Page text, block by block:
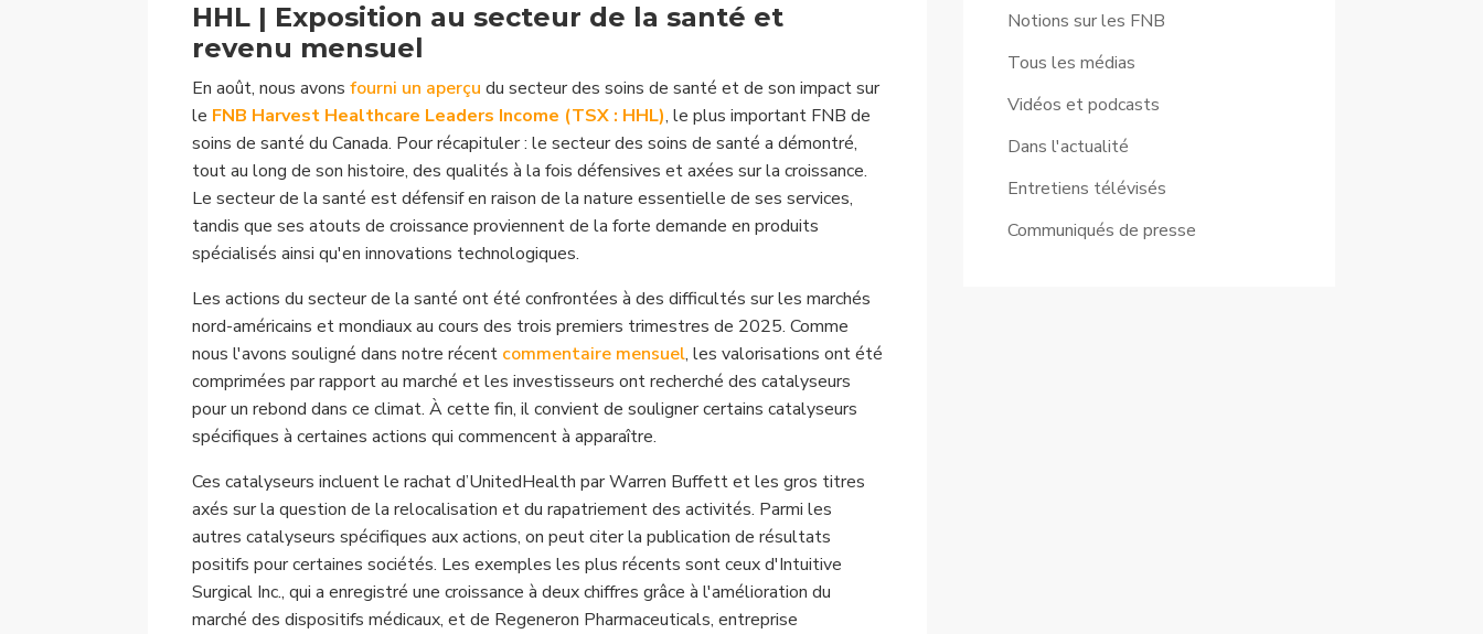
HHL | Exposition au secteur de la santé et
revenu mensuel
En août, nous avonsfourni un aperçu du secteur des soins de santé et de son impact sur
le FNB Harvest Healthcare Leaders Income (TSX : HHL), le plus important FNB de
soins de santé du Canada. Pour récapituler : le secteur des soins de santé a démontré,
tout au long de son histoire, des qualités à la fois défensives et axées sur la croissance.
Le secteur de la santé est défensif en raison de la nature essentielle de ses services,
tandis que ses atouts de croissance proviennent de la forte demande en produits
spécialisés ainsi qu'en innovations technologiques.
Les actions du secteur de la santé ont été confrontées à des difficultés sur les marchés
nord-américains et mondiaux au cours des trois premiers trimestres de 2025. Comme
nous l'avons souligné dans notre récent commentaire mensuel, les valorisations ont été
comprimées par rapport au marché et les investisseurs ont recherché des catalyseurs
pour un rebond dans ce climat. À cette fin, il convient de souligner certains catalyseurs
spécifiques à certaines actions qui commencent à apparaître.
Ces catalyseurs incluent le rachat d’UnitedHealth par Warren Buffett et les gros titres
axés sur la question de la relocalisation et du rapatriement des activités. Parmi les
autres catalyseurs spécifiques aux actions, on peut citer la publication de résultats
positifs pour certaines sociétés. Les exemples les plus récents sont ceux d'Intuitive
Surgical Inc., qui a enregistré une croissance à deux chiffres grâce à l'amélioration du
marché des dispositifs médicaux, et de Regeneron Pharmaceuticals, entreprise
Notions sur les FNB
Tous les médias
Vidéos et podcasts
Dans l'actualité
Entretiens télévisés
Communiqués de presse